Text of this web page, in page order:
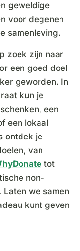
geweldige
voor degenen
samenleving.
zoek zijn naar
een goed doel
geworden. In
kun je
een
een lokaal
ontdek je
van
tot
non-
we samen
kunt geven